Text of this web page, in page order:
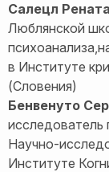
Салецл Рената
Люблянской
в Институте
(Словения)
Бенвенуто
исследователь
Научно-
Институте